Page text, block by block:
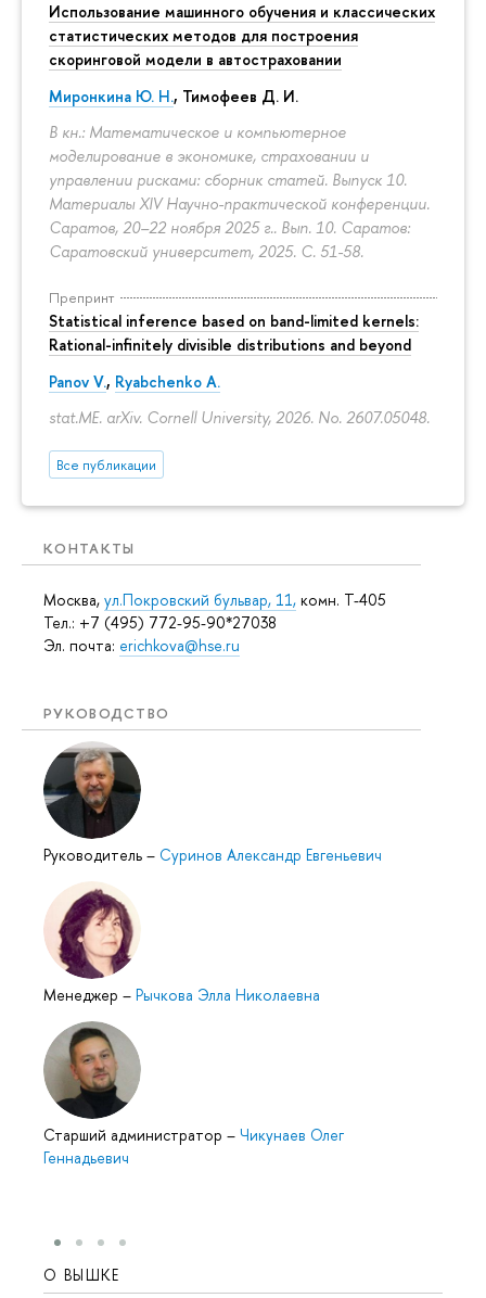
Использование машинного обучения и классических
статистических методов для построения
скоринговой модели в автостраховании
Миронкина Ю. Н., Тимофеев Д. И.
В кн.: Математическое и компьютерное
моделирование в экономике, страховании и
управлении рисками: сборник статей. Выпуск 10.
Материалы XIV Научно-практической конференции.
Саратов, 20–22 ноября 2025 г.. Вып. 10. Саратов:
Саратовский университет, 2025. С. 51-58.
Препринт
Statistical inference based on band-limited kernels:
Rational-infinitely divisible distributions and beyond
Panov V., Ryabchenko A.
stat.ME. arXiv. Cornell University, 2026. No. 2607.05048.
Все публикации
КОНТАКТЫ
Москва, ул.Покровский бульвар, 11, комн. Т-405
Тел.: +7 (495) 772-95-90*27038
Эл. почта: erichkova@hse.ru
РУКОВОДСТВО
Руководитель – Суринов Александр Евгеньевич
Менеджер – Рычкова Элла Николаевна
Старший администратор – Чикунаев Олег
Геннадьевич
О ВЫШКЕ